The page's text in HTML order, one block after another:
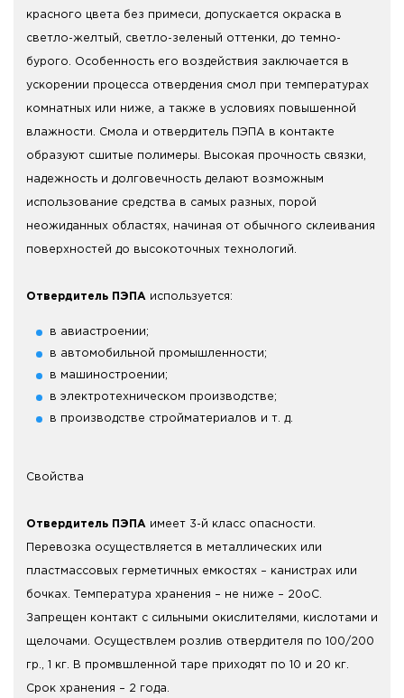
красного цвета без примеси, допускается окраска в
светло-желтый, светло-зеленый оттенки, до темно-
бурого. Особенность его воздействия заключается в
ускорении процесса отвердения смол при температурах
комнатных или ниже, а также в условиях повышенной
влажности. Смола и отвердитель ПЭПА в контакте
образуют сшитые полимеры. Высокая прочность связки,
надежность и долговечность делают возможным
использование средства в самых разных, порой
неожиданных областях, начиная от обычного склеивания
поверхностей до высокоточных технологий.
Отвердитель ПЭПА используется:
в авиастроении;
в автомобильной промышленности;
в машиностроении;
в электротехническом производстве;
в производстве стройматериалов и т. д.
Свойства
Отвердитель ПЭПА имеет 3-й класс опасности.
Перевозка осуществляется в металлических или
пластмассовых герметичных емкостях – канистрах или
бочках. Температура хранения – не ниже – 20оС.
Запрещен контакт с сильными окислителями, кислотами и
щелочами. Осуществлем розлив отвердителя по 100/200
гр., 1 кг. В промвшленной таре приходят по 10 и 20 кг.
Срок хранения – 2 года.